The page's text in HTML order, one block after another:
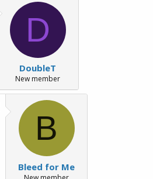
D
DoubleT
New member
B
Bleed for Me